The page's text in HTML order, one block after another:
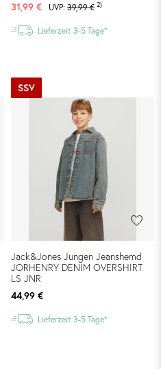
31,99 €
UVP: 39,99 € 2)
Lieferzeit 3-5 Tage*
SSV
Jack&Jones Jungen Jeanshemd
JORHENRY DENIM OVERSHIRT
LS JNR
44,99 €
Lieferzeit 3-5 Tage*